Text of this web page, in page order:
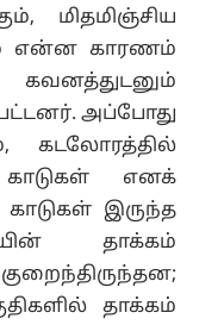
மிதமிஞ்சிய
என்ன காரணம்
அப்போது
எனக்
இருந்த
தாக்கம்
தாக்கம்